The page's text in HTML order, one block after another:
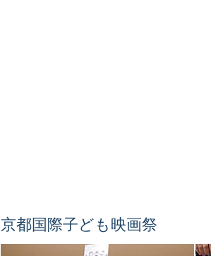
京都国際子ども映画祭